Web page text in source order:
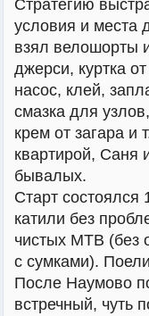
Стратегию
условия и места
взял велошорты
джерси, куртка
насос, клей,
смазка для
крем от загара и
квартирой, Саня
бывалых.
Старт состоялся
катили без
чистых МТВ (без
с сумками).
После Наумово
встречный, чуть